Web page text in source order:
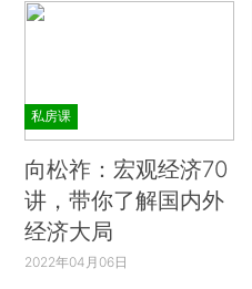
私房课
向松祚：宏观经济70
讲，带你了解国内外
经济大局
2022年04月06日